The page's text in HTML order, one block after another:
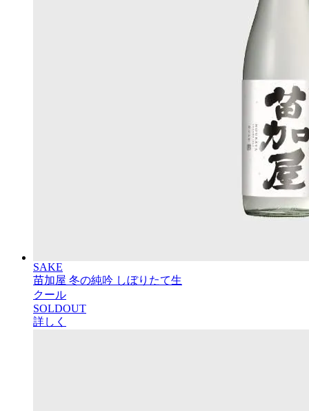
SAKE
苗加屋 冬の純吟 しぼりたて生
クール
SOLDOUT
詳しく